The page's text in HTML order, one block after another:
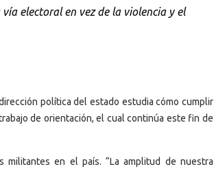
electoral en vez de la violencia y el
política del estado estudia cómo cumplir
de orientación, el cual continúa este fin de
militantes en el país. “La amplitud de nuestra